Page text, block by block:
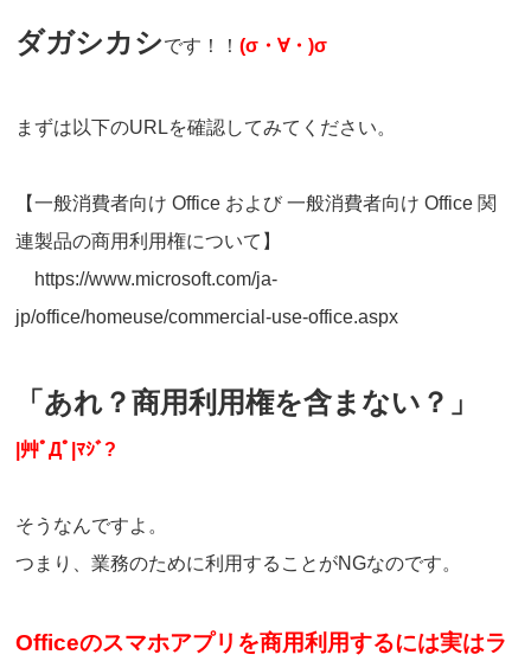
ダガシカシです！！(σ・∀・)σ
まずは以下のURLを確認してみてください。
【一般消費者向け Office および 一般消費者向け Office 関
連製品の商用利用権について】
https://www.microsoft.com/ja-
jp/office/homeuse/commercial-use-office.aspx
「あれ？商用利用権を含まない？」
艸ﾟДﾟ |ﾏｼﾞ?
そうなんですよ。
つまり、業務のために利用することがNGなのです。
Officeのスマホアプリを商用利用するには実はラ